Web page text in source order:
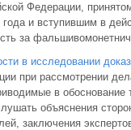
Федерации,
и вступившим в
за
в исследовании
при рассмотрении
в обоснование
объяснения
заключения